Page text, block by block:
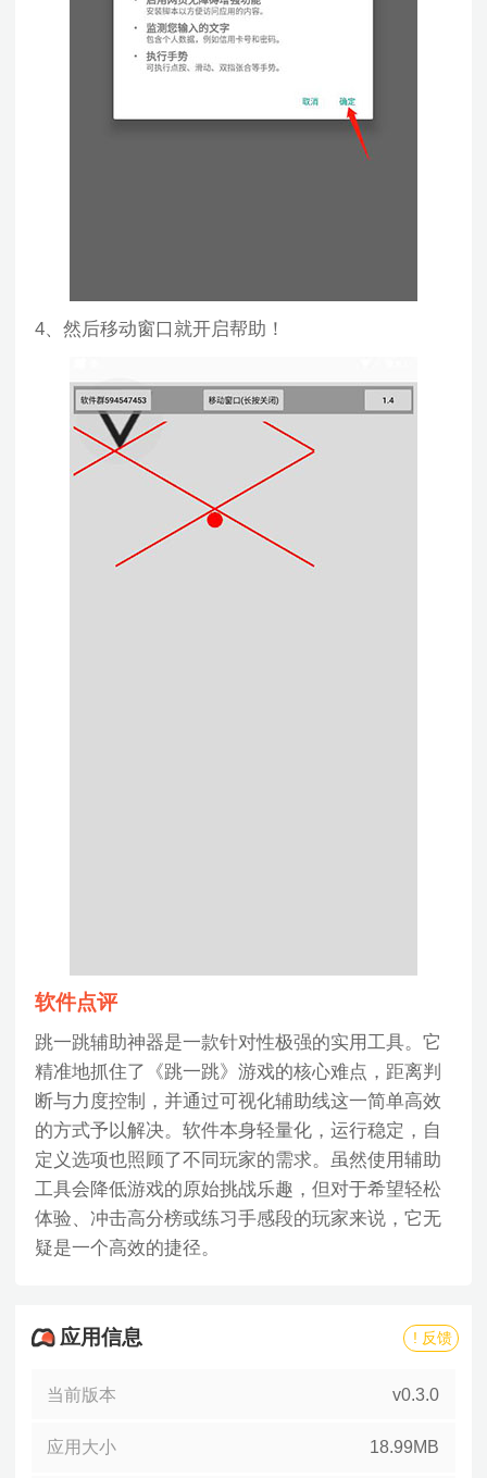
4、然后移动窗口就开启帮助！
软件点评
跳一跳辅助神器是一款针对性极强的实用工具。它
精准地抓住了《跳一跳》游戏的核心难点，距离判
断与力度控制，并通过可视化辅助线这一简单高效
的方式予以解决。软件本身轻量化，运行稳定，自
定义选项也照顾了不同玩家的需求。虽然使用辅助
工具会降低游戏的原始挑战乐趣，但对于希望轻松
体验、冲击高分榜或练习手感段的玩家来说，它无
疑是一个高效的捷径。
应用信息 ! 反馈
当前版本 v0.3.0
应用大小 18.99MB